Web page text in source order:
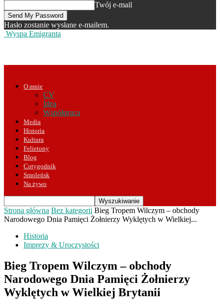
Twój e-mail
Hasło zostanie wysłane e-mailem.
Wyspa Emigranta
O mnie
CV
Idea
Współpraca
Media
Historia
Kultura
Felietony
Blog
Cotygodnik
Smoleńsk
Na żywo
Strona główna Bez kategorii Bieg Tropem Wilczym – obchody
Narodowego Dnia Pamięci Żołnierzy Wyklętych w Wielkiej...
Historia
Imprezy & Uroczystości
Bieg Tropem Wilczym – obchody
Narodowego Dnia Pamięci Żołnierzy
Wyklętych w Wielkiej Brytanii